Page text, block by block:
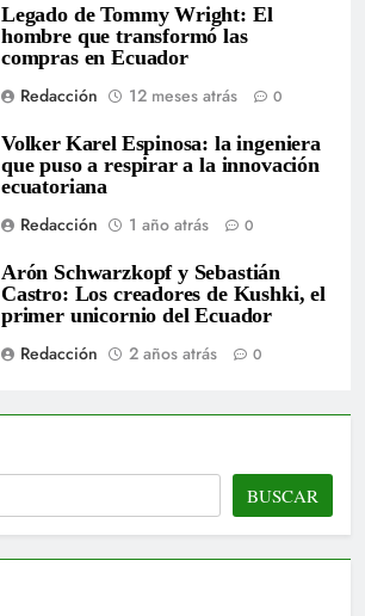
Legado de Tommy Wright: El
hombre que transformó las
compras en Ecuador
Redacción
12 meses atrás 0
Volker Karel Espinosa: la ingeniera
que puso a respirar a la innovación
ecuatoriana
Redacción
1 año atrás 0
Arón Schwarzkopf y Sebastián
Castro: Los creadores de Kushki, el
primer unicornio del Ecuador
Redacción
2 años atrás 0
BUSCAR